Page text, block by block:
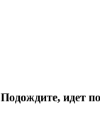
Подождите, идет